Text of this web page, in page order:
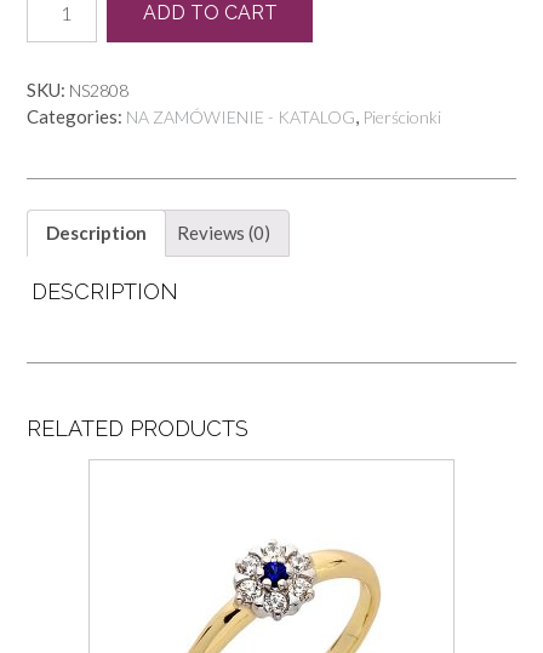
1010
quantity
ADD TO CART
SKU: NS2808
Categories: NA ZAMÓWIENIE - KATALOG, Pierścionki
Description Reviews (0)
DESCRIPTION
RELATED PRODUCTS